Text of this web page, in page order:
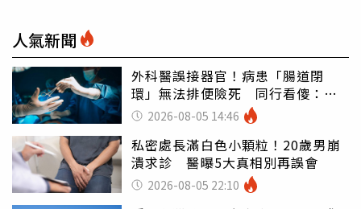
人氣新聞
外科醫誤接器官！病患「腸道閉
環」無法排便險死 同行看傻：糟
糕至極
2026-08-05 14:46
私密處長滿白色小顆粒！20歲男崩
潰求診 醫曝5大真相別再誤會
2026-08-05 22:10